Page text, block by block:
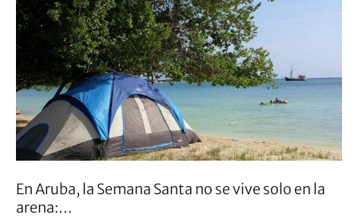
En Aruba, la Semana Santa no se vive solo en la
arena:…